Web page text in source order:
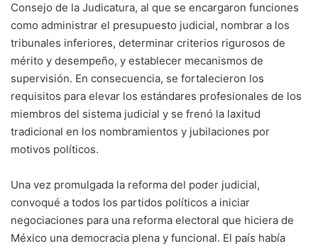
Consejo de la Judicatura, al que se encargaron funciones
como administrar el presupuesto judicial, nombrar a los
tribunales inferiores, determinar criterios rigurosos de
mérito y desempeño, y establecer mecanismos de
supervisión. En consecuencia, se fortalecieron los
requisitos para elevar los estándares profesionales de los
miembros del sistema judicial y se frenó la laxitud
tradicional en los nombramientos y jubilaciones por
motivos políticos.
Una vez promulgada la reforma del poder judicial,
convoqué a todos los partidos políticos a iniciar
negociaciones para una reforma electoral que hiciera de
México una democracia plena y funcional. El país había